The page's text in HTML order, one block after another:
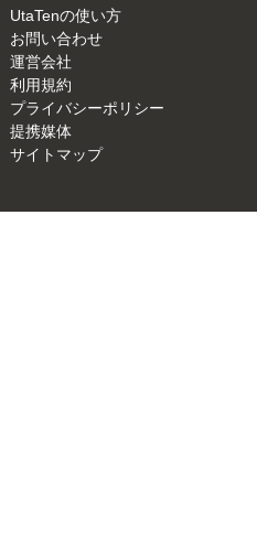
UtaTenの使い方
お問い合わせ
運営会社
利用規約
プライバシーポリシー
提携媒体
サイトマップ